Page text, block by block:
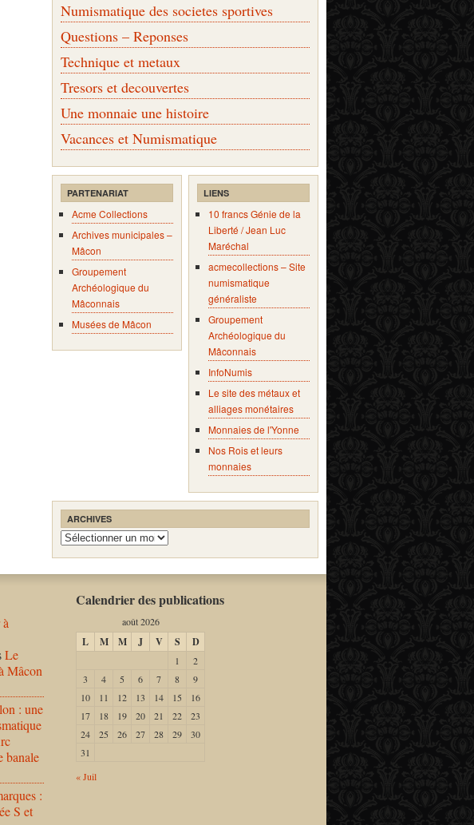
Numismatique des societes sportives
Questions – Reponses
Technique et metaux
Tresors et decouvertes
Une monnaie une histoire
Vacances et Numismatique
PARTENARIAT
Acme Collections
Archives municipales –
Mâcon
Groupement
Archéologique du
Mâconnais
Musées de Mâcon
LIENS
10 francs Génie de la
Liberté / Jean Luc
Maréchal
acmecollections – Site
numismatique
généraliste
Groupement
Archéologique du
Mâconnais
InfoNumis
Le site des métaux et
alliages monétaires
Monnaies de l'Yonne
Nos Rois et leurs
monnaies
ARCHIVES
Archives
Le
Mâcon
: une
banale
:
S et
Calendrier des publications
août 2026
L M M J V S D
1
2
3
4 5 6 7 8
9
10
11 12 13 14 15
16
17
18 19 20 21 22
23
24
25 26 27 28 29
30
31
« Juil